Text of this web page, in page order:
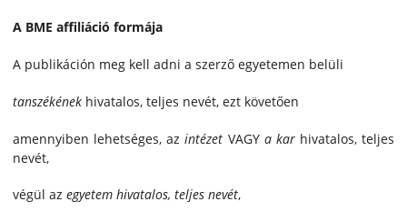
A BME affiliáció formája
A publikáción meg kell adni a szerző egyetemen belüli
tanszékének hivatalos, teljes nevét, ezt követően
amennyiben lehetséges, azintézet VAGY a kar hivatalos, teljes
nevét,
végül az egyetem hivatalos, teljes nevét,